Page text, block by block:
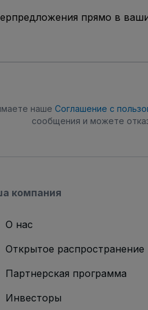
прямо в
наше Соглашение с
сообщения и можете
компания
О нас
Открытое распространение
Партнерская программа
Инвесторы